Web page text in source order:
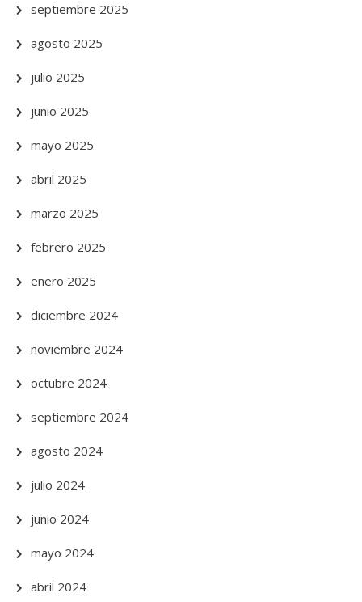
septiembre 2025
agosto 2025
julio 2025
junio 2025
mayo 2025
abril 2025
marzo 2025
febrero 2025
enero 2025
diciembre 2024
noviembre 2024
octubre 2024
septiembre 2024
agosto 2024
julio 2024
junio 2024
mayo 2024
abril 2024